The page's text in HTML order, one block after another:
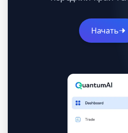
Начать